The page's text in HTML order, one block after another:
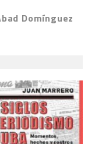
Domínguez